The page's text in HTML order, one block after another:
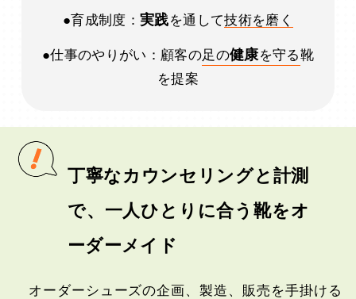
●育成制度：実践を通して技術を磨く
●仕事のやりがい：顧客の足の健康を守る靴
を提案
丁寧なカウンセリングと計測
で、一人ひとりに合う靴をオ
ーダーメイド
オーダーシューズの企画、製造、販売を手掛ける